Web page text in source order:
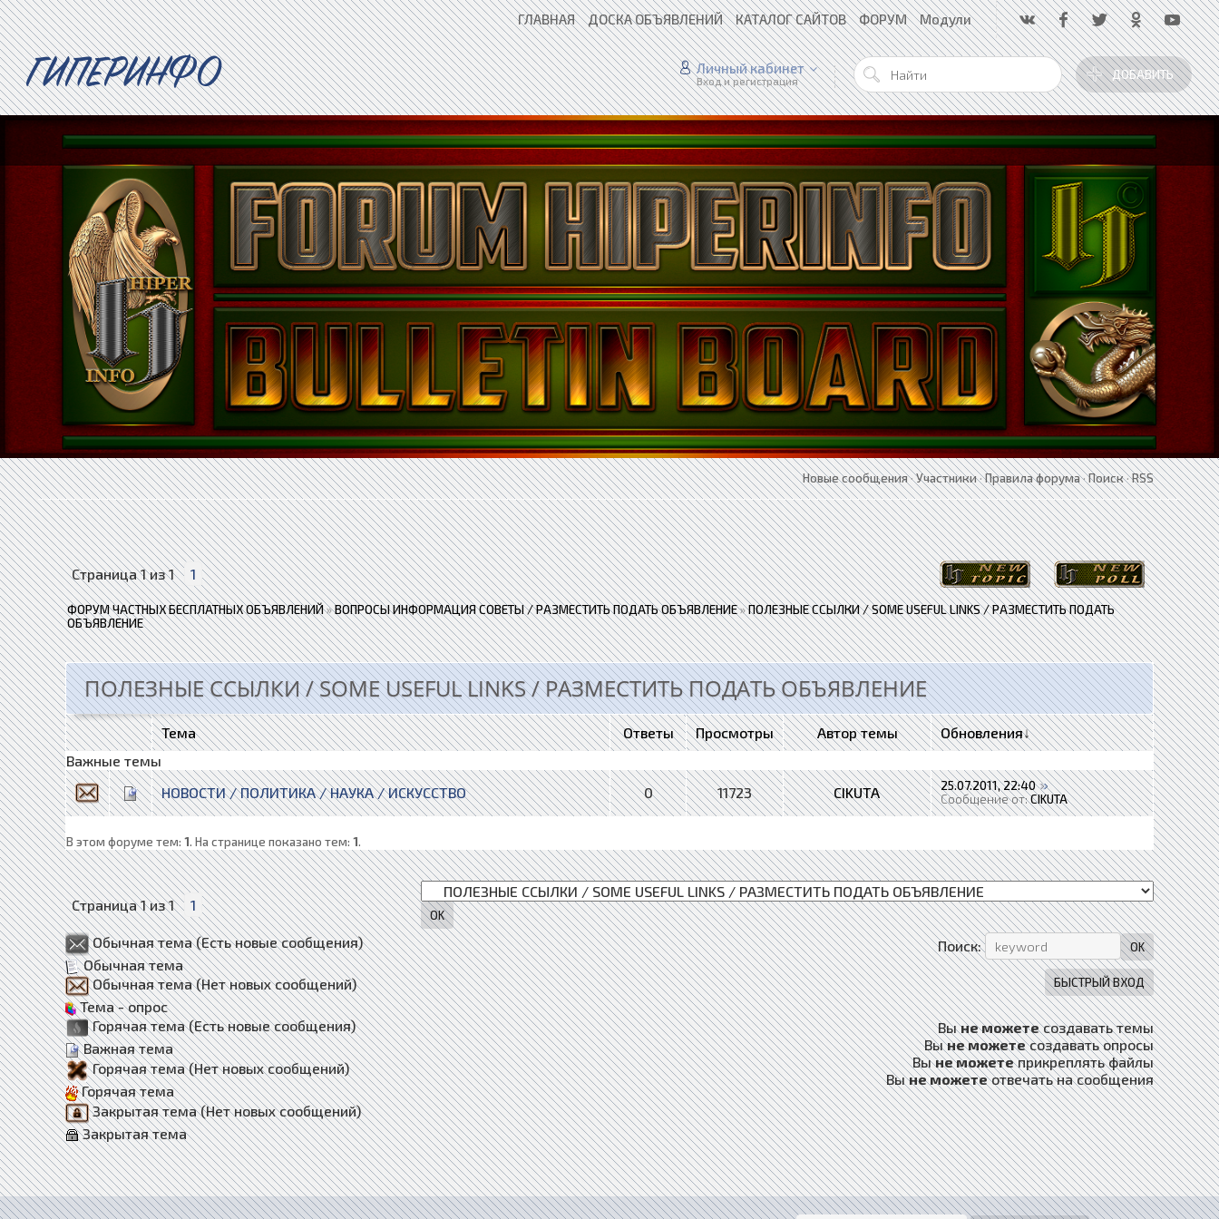
ГЛАВНАЯ ДОСКА ОБЪЯВЛЕНИЙ КАТАЛОГ САЙТОВ ФОРУМ Модули
ГИПЕРИНФО ДОБАВИТЬ
Личный кабинет
Вход и регистрация
Новые сообщения·Участники·Правила форума·Поиск·RSS
Страница1из1 1
ФОРУМ ЧАСТНЫХ БЕСПЛАТНЫХ ОБЪЯВЛЕНИЙ»ВОПРОСЫ ИНФОРМАЦИЯ СОВЕТЫ / РАЗМЕСТИТЬ ПОДАТЬ ОБЪЯВЛЕНИЕ»ПОЛЕЗНЫЕ ССЫЛКИ / SOME USEFUL LINKS / РАЗМЕСТИТЬ ПОДАТЬ
ОБЪЯВЛЕНИЕ
ПОЛЕЗНЫЕ ССЫЛКИ / SOME USEFUL LINKS / РАЗМЕСТИТЬ ПОДАТЬ ОБЪЯВЛЕНИЕ
Тема Ответы Просмотры Автор темы Обновления↓
Важные темы
НОВОСТИ / ПОЛИТИКА / НАУКА / ИСКУССТВО
0 11723 CIKUTA
25.07.2011, 22:40
Сообщение от:CIKUTA
В этом форуме тем: 1. На странице показано тем: 1.
Страница1из1 1
Обычная тема (Есть новые сообщения)
Обычная тема
Обычная тема (Нет новых сообщений)
Тема - опрос
Горячая тема (Есть новые сообщения)
Важная тема
Горячая тема (Нет новых сообщений)
Горячая тема
Закрытая тема (Нет новых сообщений)
Закрытая тема
Поиск:
Выне можетесоздавать темы
Выне можетесоздавать опросы
Выне можетеприкреплять файлы
Выне можетеотвечать на сообщения